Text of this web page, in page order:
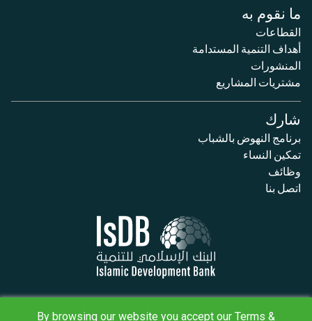
By browsing our website you accept our Terms &
ما نقوم به
القطاعات
أهداف التنمية المستدامة
المنشورات
مشتريات المشاريع
شارك
برنامج النهوض بالشباب
تمكين النساء
وظائف
اتصل بنا
البنود والأحكام